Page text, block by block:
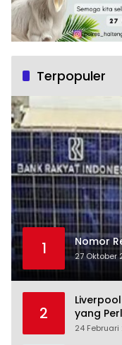
Terpopuler
1 Nomor
27 Oktober
2
yang
24